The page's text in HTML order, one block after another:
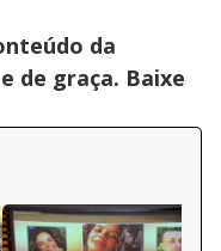
da
de graça. Baixe